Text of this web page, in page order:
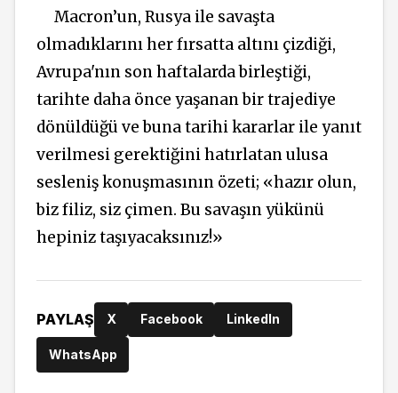
Macron’un, Rusya ile savaşta
olmadıklarını her fırsatta altını çizdiği,
Avrupa'nın son haftalarda birleştiği,
tarihte daha önce yaşanan bir trajediye
dönüldüğü ve buna tarihi kararlar ile yanıt
verilmesi gerektiğini hatırlatan ulusa
sesleniş konuşmasının özeti; «hazır olun,
biz filiz, siz çimen. Bu savaşın yükünü
hepiniz taşıyacaksınız!»
PAYLAŞ X Facebook LinkedIn
WhatsApp